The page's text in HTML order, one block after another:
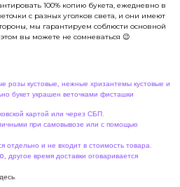
100% копию букета, ежедневно в
с разных уголков света, и они имеют
мы гарантируем соблюсти основной
вы можете не сомневаться 😉
розы кустовые, нежные хризантемы кустовые и
букет украшен веточками фисташки
картой или через СБП.
при самовывозе или с помощью
отдельно и не входит в стоимость товара.
время доставки оговаривается